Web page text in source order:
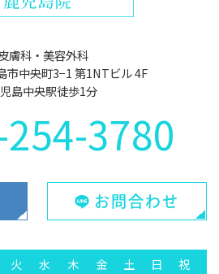
膚科・美容外科
市中央町3−1 第1NTビル 4F
島中央駅徒歩1分
3780
お問合わせ
火 水 木 金 土 日 祝